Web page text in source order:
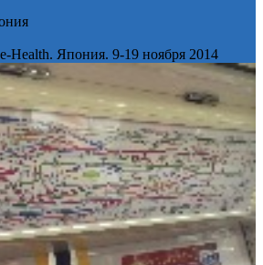
Health. Япония. 9-19 ноября 2014